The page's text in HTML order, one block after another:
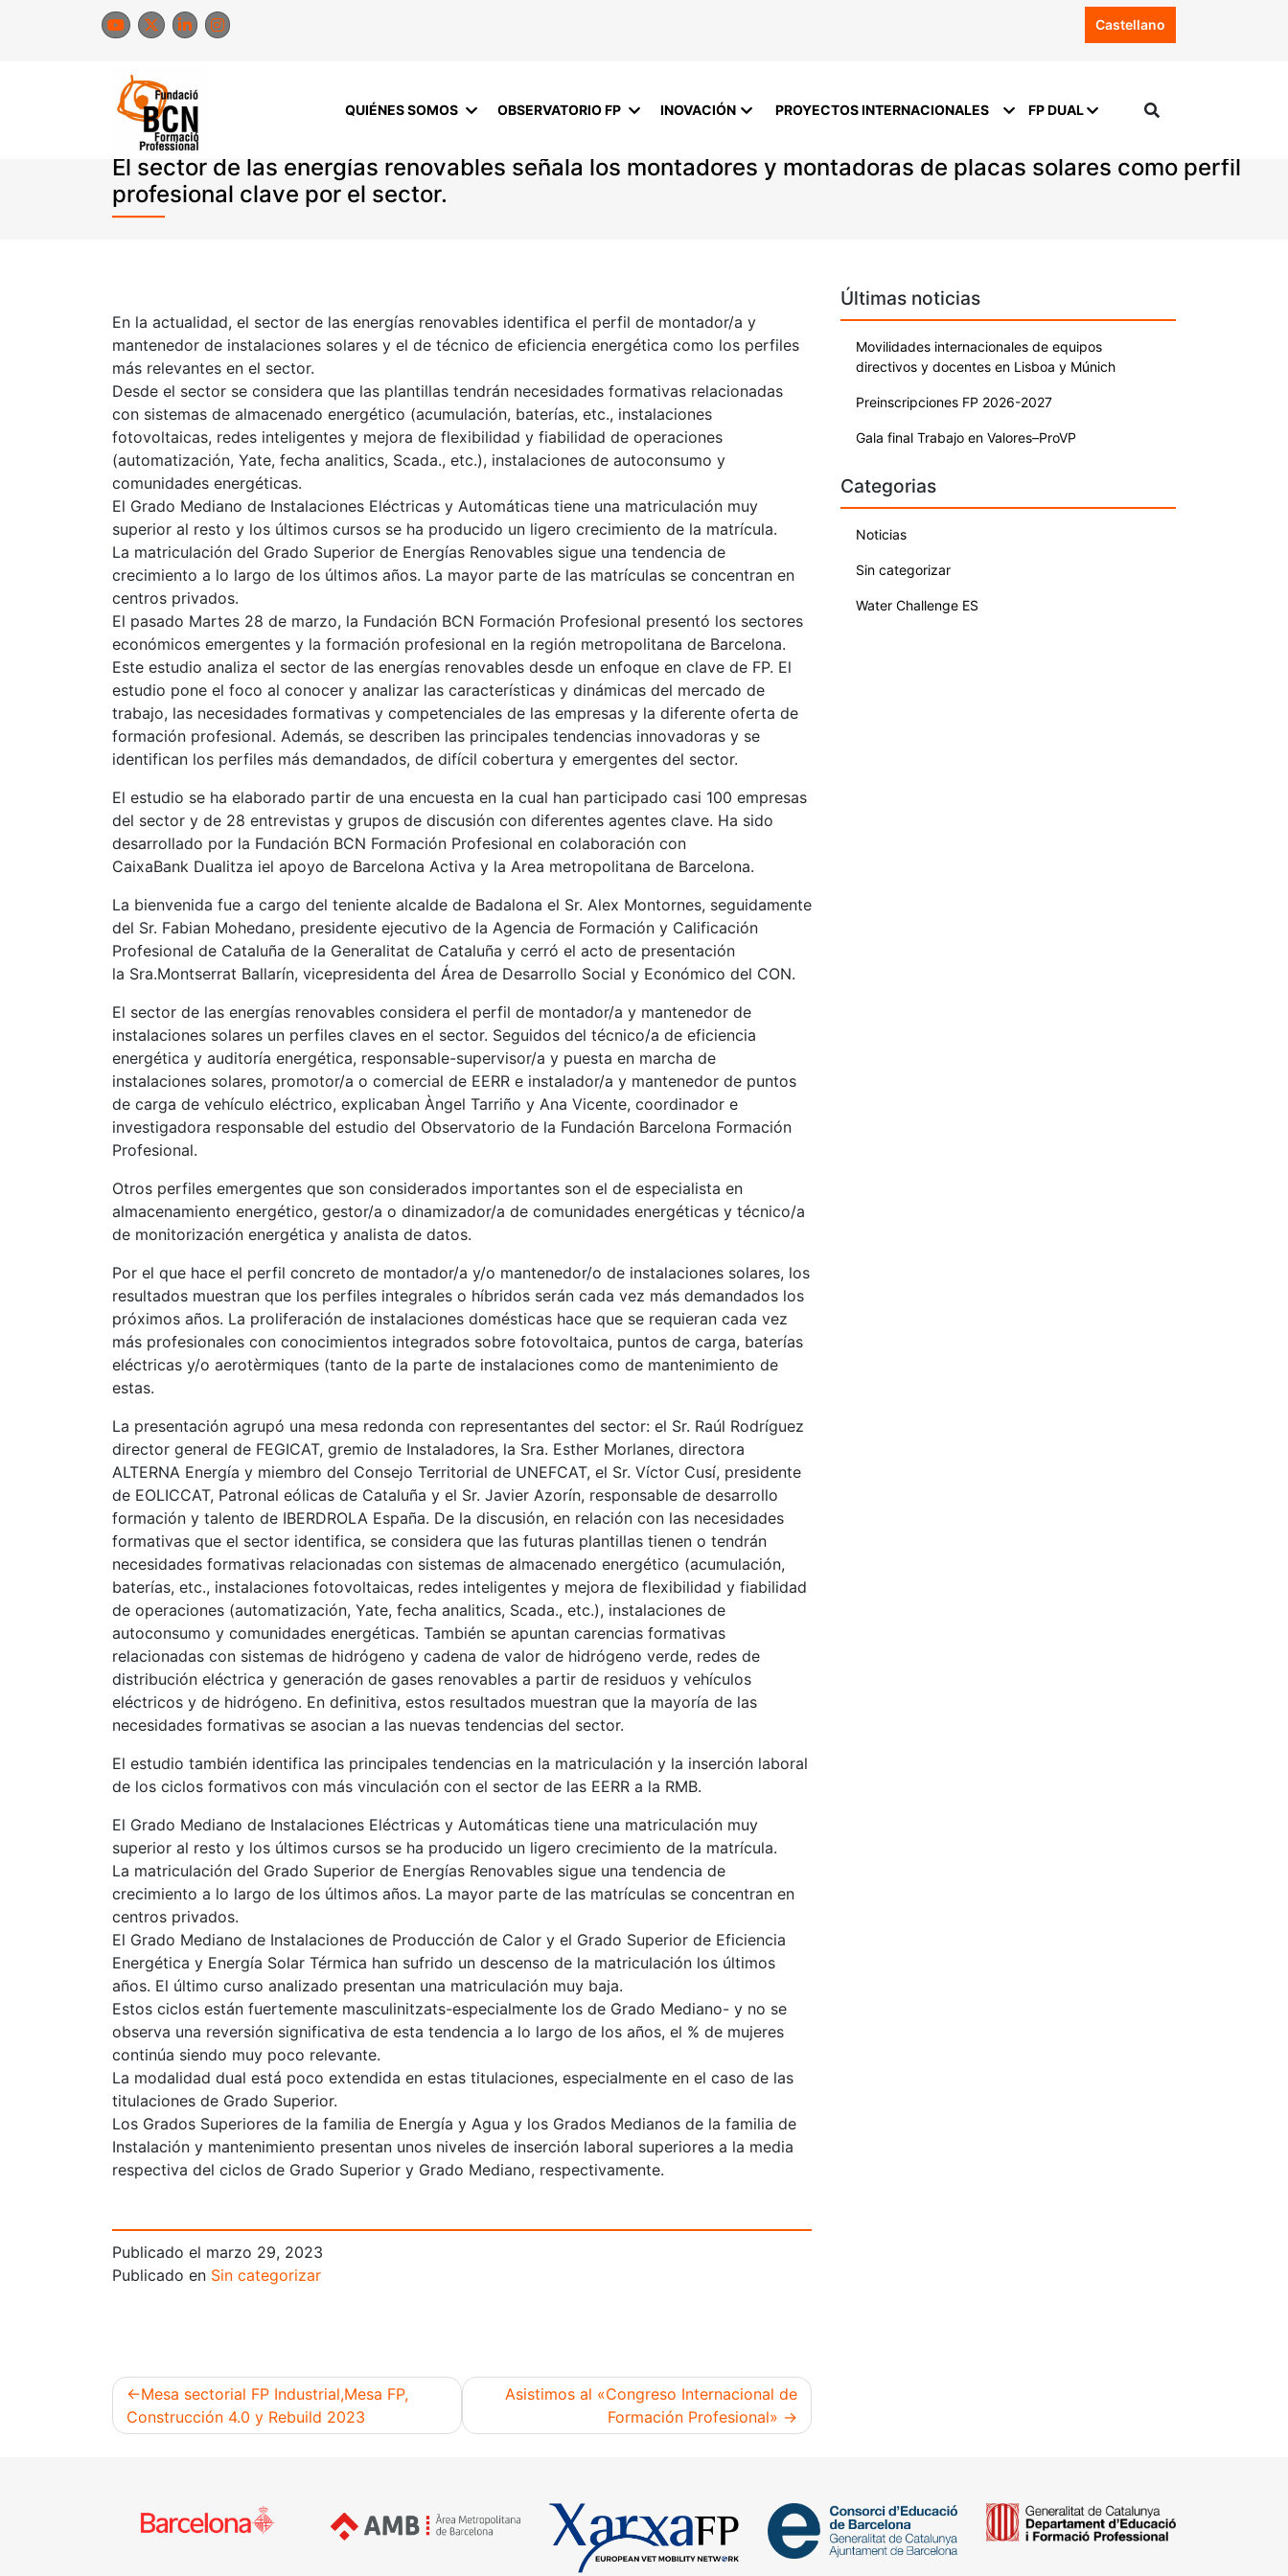
Castellano
El sector de las energías renovables señala los montadores y montadoras de placas solares como perfil
profesional clave por el sector.
QUIÉNES SOMOS OBSERVATORIO FP INOVACIÓN PROYECTOS INTERNACIONALES FP DUAL
En la actualidad, el sector de las energías renovables identifica el perfil de montador/a y
mantenedor de instalaciones solares y el de técnico de eficiencia energética como los perfiles
más relevantes en el sector.
Desde el sector se considera que las plantillas tendrán necesidades formativas relacionadas
con sistemas de almacenado energético (acumulación, baterías, etc., instalaciones
fotovoltaicas, redes inteligentes y mejora de flexibilidad y fiabilidad de operaciones
(automatización, Yate, fecha analitics, Scada., etc.), instalaciones de autoconsumo y
comunidades energéticas.
El Grado Mediano de Instalaciones Eléctricas y Automáticas tiene una matriculación muy
superior al resto y los últimos cursos se ha producido un ligero crecimiento de la matrícula.
La matriculación del Grado Superior de Energías Renovables sigue una tendencia de
crecimiento a lo largo de los últimos años. La mayor parte de las matrículas se concentran en
centros privados.
El pasado Martes 28 de marzo, la Fundación BCN Formación Profesional presentó los sectores
económicos emergentes y la formación profesional en la región metropolitana de Barcelona.
Este estudio analiza el sector de las energías renovables desde un enfoque en clave de FP. El
estudio pone el foco al conocer y analizar las características y dinámicas del mercado de
trabajo, las necesidades formativas y competenciales de las empresas y la diferente oferta de
formación profesional. Además, se describen las principales tendencias innovadoras y se
identifican los perfiles más demandados, de difícil cobertura y emergentes del sector.
El estudio se ha elaborado partir de una encuesta en la cual han participado casi 100 empresas
del sector y de 28 entrevistas y grupos de discusión con diferentes agentes clave. Ha sido
desarrollado por la Fundación BCN Formación Profesional en colaboración con
CaixaBank Dualitza iel apoyo de Barcelona Activa y la Area metropolitana de Barcelona.
La bienvenida fue a cargo del teniente alcalde de Badalona el Sr. Alex Montornes, seguidamente
del Sr. Fabian Mohedano, presidente ejecutivo de la Agencia de Formación y Calificación
Profesional de Cataluña de la Generalitat de Cataluña y cerró el acto de presentación
la Sra.Montserrat Ballarín, vicepresidenta del Área de Desarrollo Social y Económico del CON.
El sector de las energías renovables considera el perfil de montador/a y mantenedor de
instalaciones solares un perfiles claves en el sector. Seguidos del técnico/a de eficiencia
energética y auditoría energética, responsable-supervisor/a y puesta en marcha de
instalaciones solares, promotor/a o comercial de EERR e instalador/a y mantenedor de puntos
de carga de vehículo eléctrico, explicaban Àngel Tarriño y Ana Vicente, coordinador e
investigadora responsable del estudio del Observatorio de la Fundación Barcelona Formación
Profesional.
Otros perfiles emergentes que son considerados importantes son el de especialista en
almacenamiento energético, gestor/a o dinamizador/a de comunidades energéticas y técnico/a
de monitorización energética y analista de datos.
Por el que hace el perfil concreto de montador/a y/o mantenedor/o de instalaciones solares, los
resultados muestran que los perfiles integrales o híbridos serán cada vez más demandados los
próximos años. La proliferación de instalaciones domésticas hace que se requieran cada vez
más profesionales con conocimientos integrados sobre fotovoltaica, puntos de carga, baterías
eléctricas y/o aerotèrmiques (tanto de la parte de instalaciones como de mantenimiento de
estas.
La presentación agrupó una mesa redonda con representantes del sector: el Sr. Raúl Rodríguez
director general de FEGICAT, gremio de Instaladores, la Sra. Esther Morlanes, directora
ALTERNA Energía y miembro del Consejo Territorial de UNEFCAT, el Sr. Víctor Cusí, presidente
de EOLICCAT, Patronal eólicas de Cataluña y el Sr. Javier Azorín, responsable de desarrollo
formación y talento de IBERDROLA España. De la discusión, en relación con las necesidades
formativas que el sector identifica, se considera que las futuras plantillas tienen o tendrán
necesidades formativas relacionadas con sistemas de almacenado energético (acumulación,
baterías, etc., instalaciones fotovoltaicas, redes inteligentes y mejora de flexibilidad y fiabilidad
de operaciones (automatización, Yate, fecha analitics, Scada., etc.), instalaciones de
autoconsumo y comunidades energéticas. También se apuntan carencias formativas
relacionadas con sistemas de hidrógeno y cadena de valor de hidrógeno verde, redes de
distribución eléctrica y generación de gases renovables a partir de residuos y vehículos
eléctricos y de hidrógeno. En definitiva, estos resultados muestran que la mayoría de las
necesidades formativas se asocian a las nuevas tendencias del sector.
El estudio también identifica las principales tendencias en la matriculación y la inserción laboral
de los ciclos formativos con más vinculación con el sector de las EERR a la RMB.
El Grado Mediano de Instalaciones Eléctricas y Automáticas tiene una matriculación muy
superior al resto y los últimos cursos se ha producido un ligero crecimiento de la matrícula.
La matriculación del Grado Superior de Energías Renovables sigue una tendencia de
crecimiento a lo largo de los últimos años. La mayor parte de las matrículas se concentran en
centros privados.
El Grado Mediano de Instalaciones de Producción de Calor y el Grado Superior de Eficiencia
Energética y Energía Solar Térmica han sufrido un descenso de la matriculación los últimos
años. El último curso analizado presentan una matriculación muy baja.
Estos ciclos están fuertemente masculinitzats-especialmente los de Grado Mediano- y no se
observa una reversión significativa de esta tendencia a lo largo de los años, el % de mujeres
continúa siendo muy poco relevante.
La modalidad dual está poco extendida en estas titulaciones, especialmente en el caso de las
titulaciones de Grado Superior.
Los Grados Superiores de la familia de Energía y Agua y los Grados Medianos de la familia de
Instalación y mantenimiento presentan unos niveles de inserción laboral superiores a la media
respectiva del ciclos de Grado Superior y Grado Mediano, respectivamente.
Publicado el marzo 29, 2023
Publicado en Sin categorizar
Navegación
entradas
Mesa sectorial FP Industrial,Mesa FP,
Construcción 4.0 y Rebuild 2023
Asistimos al «Congreso Internacional de
Formación Profesional»
Últimas noticias
Movilidades internacionales de equipos
directivos y docentes en Lisboa y Múnich
Preinscripciones FP 2026-2027
Gala final Trabajo en Valores–ProVP
Categorias
Noticias
Sin categorizar
Water Challenge ES